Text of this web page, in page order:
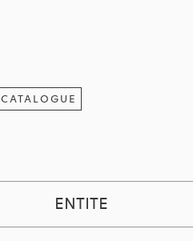
CATALOGUE
ENTITE